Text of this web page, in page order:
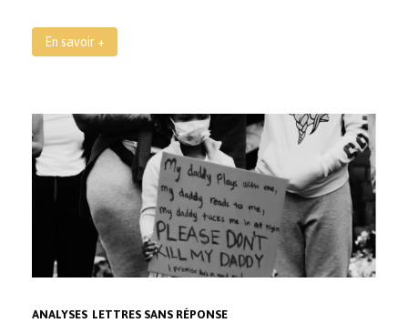
En savoir +
ANALYSES LETTRES SANS RÉPONSE